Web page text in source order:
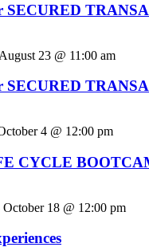
SECURED
August 23 @ 11:00 am
SECURED
4 @ 12:00 pm
CYCLE
October 18 @ 12:00 pm